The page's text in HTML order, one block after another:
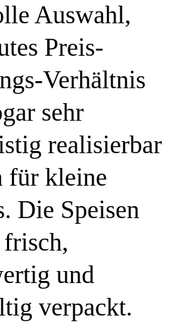
Auswahl,
Preis-
Verhältnis
sehr
realisierbar
für kleine
Die Speisen
und
verpackt.